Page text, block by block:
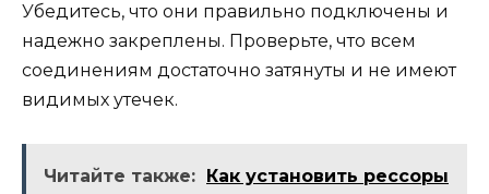
Убедитесь, что они правильно подключены и
надежно закреплены. Проверьте, что всем
соединениям достаточно затянуты и не имеют
видимых утечек.
Читайте также:
Как установить рессоры